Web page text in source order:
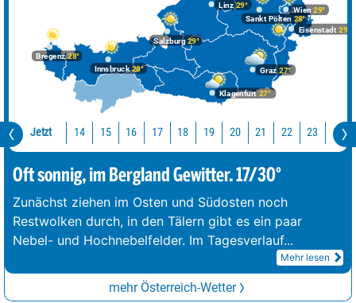
Bregenz28°
Graz27°
Innsbruck28°
Klagenfurt 27°
Linz29°
Salzburg29°
Wien 29°
Eisenstadt 29°
Sankt Pölten 28°
Jetzt 14 15 16 17 18 19 20 21 22 23 0
Oft sonnig, im Bergland Gewitter. 17/30°
Zunächst ziehen im Osten und Südosten noch
Restwolken durch, in den Tälern gibt es ein paar
Nebel- und Hochnebelfelder. Im Tagesverlauf...
Mehr lesen
mehr Österreich-Wetter